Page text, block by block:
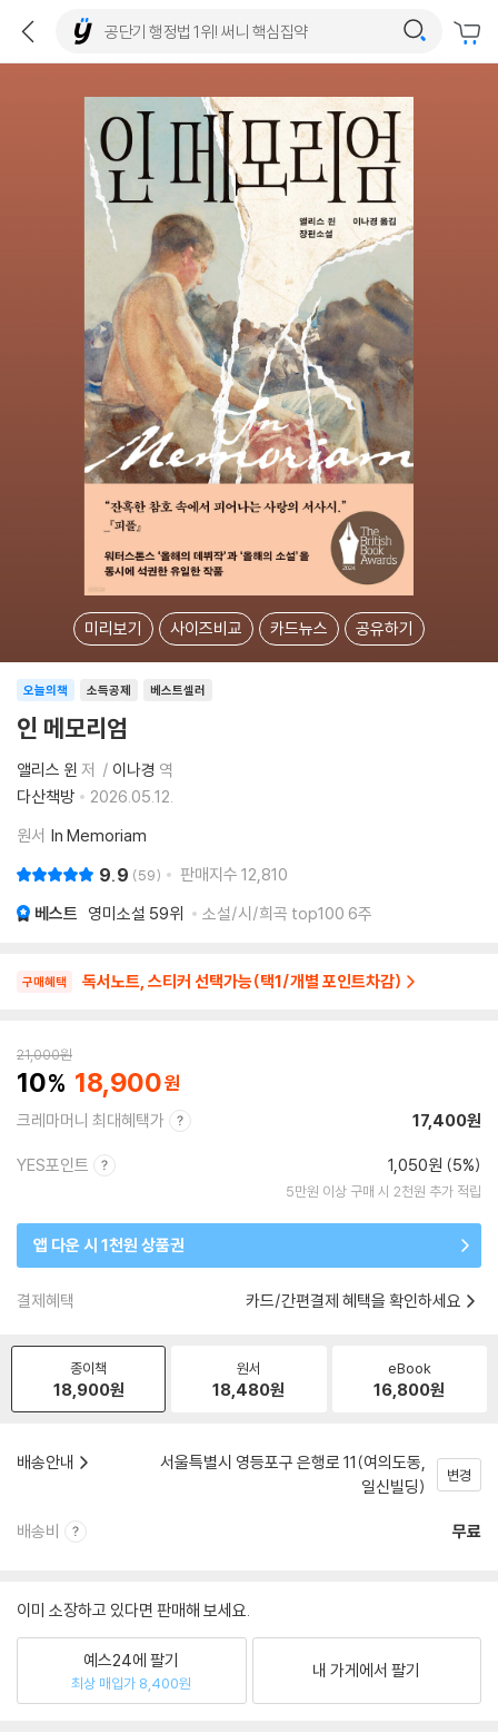
미리보기 사이즈비교 카드뉴스 공유하기
소득공제 베스트셀러
오늘의책
인 메모리엄
앨리스 윈 저 이나경 역
다산책방
2026.05.12.
원서 In Memoriam
9.9 59 판매지수 12,810
베스트 영미소설 59위 소설/시/희곡 top100 6주
구매혜택 독서노트, 스티커 선택가능(택1/개별 포인트차감)
21,000원
10 18,900
크레마머니 최대혜택가 17,400원
YES포인트 1,050원 (5%)
5만원 이상 구매 시 2천원 추가 적립
앱 다운 시 1천원 상품권
결제혜택 카드/간편결제 혜택을 확인하세요
종이책
18,900원
원서
18,480원
eBook
16,800원
배송안내
서울특별시 영등포구 은행로 11(여의도동,
일신빌딩)
변경
배송비 무료
이미 소장하고 있다면 판매해 보세요.
예스24에 팔기
최상 매입가 8,400원
내 가게에서 팔기